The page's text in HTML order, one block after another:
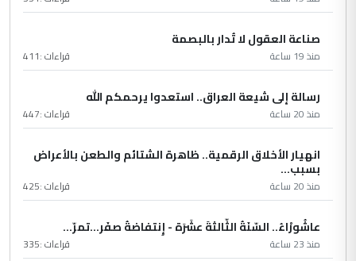
صناعة العقول لا تُدار بالبصمة
منذ 19 ساعة قراءات :411
رسالة إلى شيعة العراق.. استعدوا يرحمكم الله
منذ 20 ساعة قراءات :447
انهيار الأخلاق الرقمية.. ظاهرة الشتائم والطعن بالأعراض
بسبب...
منذ 20 ساعة قراءات :425
عاشُورْاءُ.. السّنَةُ الثّالثةَ عشَرَة - إِنتفاضةُ صفَر…تمرّ...
منذ 23 ساعة قراءات :335